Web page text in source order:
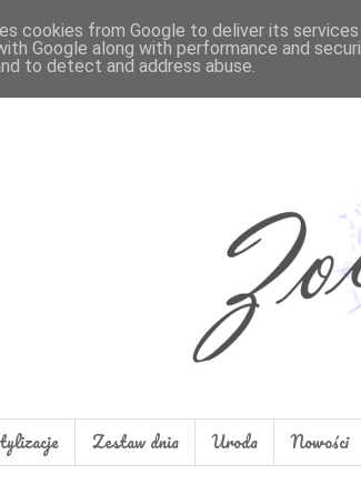
Zestaw dnia Uroda Nowości
cookies from Google to deliver its
Google along with performance and
to detect and address abuse.